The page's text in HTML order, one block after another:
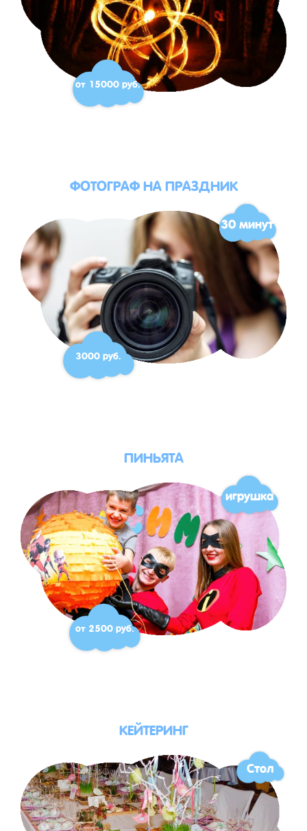
от 15000 руб.
ФОТОГРАФ НА ПРАЗДНИК
30 минут
3000 руб.
ПИНЬЯТА
игрушка
от 2500 руб.
КЕЙТЕРИНГ
Стол